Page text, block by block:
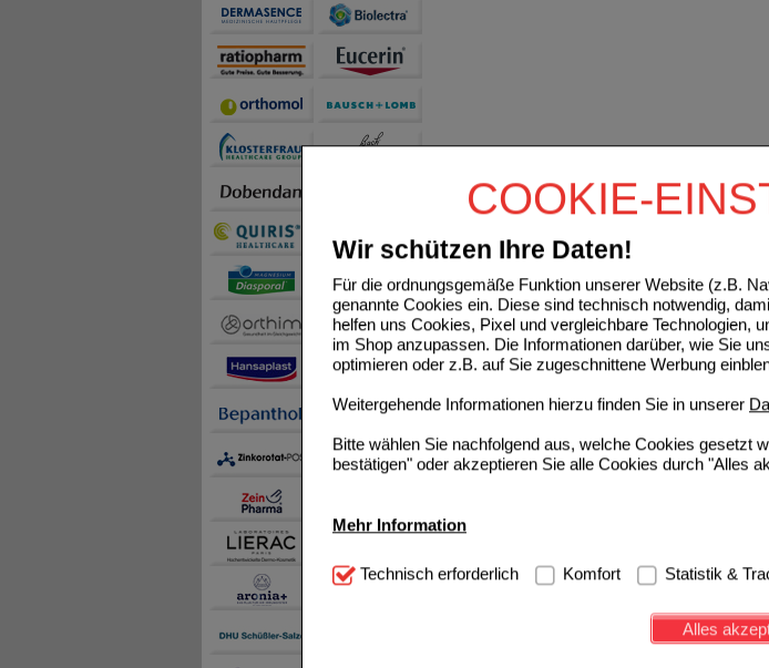
COOKIE-
Wir schützen Ihre Daten!
Für die ordnungsgemäße Funktion unserer Website (z.B.
genannte Cookies ein. Diese sind technisch notwendig,
helfen uns Cookies, Pixel und vergleichbare Technologien,
im Shop anzupassen. Die Informationen darüber, wie Sie
optimieren oder z.B. auf Sie zugeschnittene Werbung
Weitergehende Informationen hierzu finden Sie in unserer
Bitte wählen Sie nachfolgend aus, welche Cookies gesetzt
bestätigen" oder akzeptieren Sie alle Cookies durch "Alles
Mehr Information
Technisch Notwendig: Hierbei handelt es sich um
notwendig sind (z.B. Navigation, Warenkorb,
Diese Cookies werden genutzt um das
beispielsweise für die Wiedererkennung des Besuchers
Technisch erforderlich Komfort Statistik &
Alles